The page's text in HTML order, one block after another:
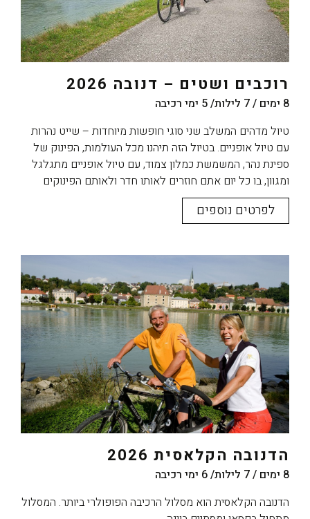
רוכבים ושטים – דנובה 2026
8 ימים / 7 לילות/ 5 ימי רכיבה
טיול מדהים המשלב שני סוגי חופשות מיוחדות – שייט נהרות
עם טיול אופניים. בטיול הזה תיהנו מכל העולמות, הפינוק של
ספינת נהר, המשמשת כמלון צמוד, עם טיול אופניים מתגלגל
ומגוון, בו כל יום אתם חוזרים לאותו חדר ולאותם הפינוקים
לפרטים נוספים
הדנובה הקלאסית 2026
8 ימים / 7 לילות/ 6 ימי רכיבה
הדנובה הקלאסית הוא מסלול הרכיבה הפופולרי ביותר. המסלול